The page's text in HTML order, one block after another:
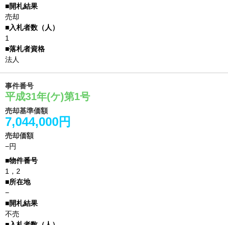
売却
1
法人
事件番号
平成31年(ケ)第1号
売却基準価額
7,044,000円
売却価額
−円
1，2
−
不売